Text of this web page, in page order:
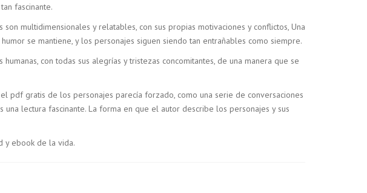
fascinante.
multidimensionales y relatables, con sus propias motivaciones y conflictos, Una
se mantiene, y los personajes siguen siendo tan entrañables como siempre.
con todas sus alegrías y tristezas concomitantes, de una manera que se
pdf gratis de los personajes parecía forzado, como una serie de conversaciones
lectura fascinante. La forma en que el autor describe los personajes y sus
y ebook de la vida.